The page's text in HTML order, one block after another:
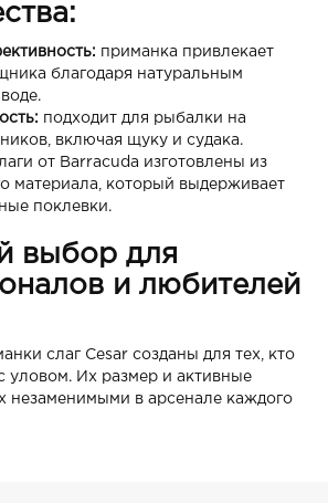
приманка привлекает
благодаря натуральным
подходит для рыбалки на
включая щуку и судака.
от Barracuda изготовлены из
материала, который выдерживает
поклевки.
выбор для
и любителей
слаг Cesar созданы для тех, кто
уловом. Их размер и активные
незаменимыми в арсенале каждого